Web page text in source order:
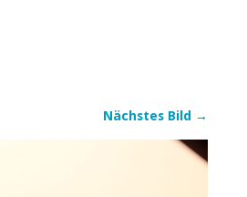
Nächstes Bild →